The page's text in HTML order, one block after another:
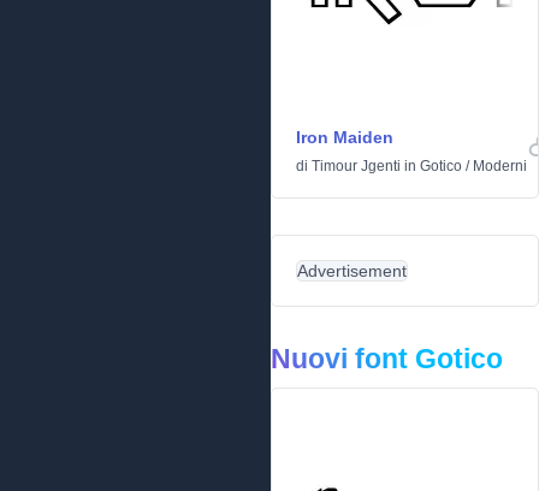
Iron Maiden
di Timour Jgenti in Gotico / Moderni
Advertisement
Nuovi font Gotico